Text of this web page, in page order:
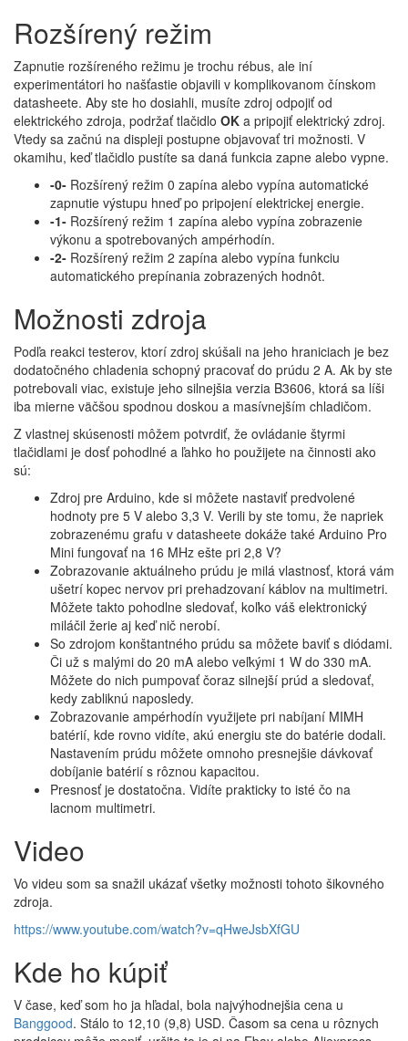
Rozšírený režim
Zapnutie rozšíreného režimu je trochu rébus, ale iní
experimentátori ho našťastie objavili v komplikovanom čínskom
datasheete. Aby ste ho dosiahli, musíte zdroj odpojiť od
elektrického zdroja, podržať tlačidlo OK a pripojiť elektrický zdroj.
Vtedy sa začnú na displeji postupne objavovať tri možnosti. V
okamihu, keď tlačidlo pustíte sa daná funkcia zapne alebo vypne.
-0- Rozšírený režim 0 zapína alebo vypína automatické
zapnutie výstupu hneď po pripojení elektrickej energie.
-1- Rozšírený režim 1 zapína alebo vypína zobrazenie
výkonu a spotrebovaných ampérhodín.
-2- Rozšírený režim 2 zapína alebo vypína funkciu
automatického prepínania zobrazených hodnôt.
Možnosti zdroja
Podľa reakci testerov, ktorí zdroj skúšali na jeho hraniciach je bez
dodatočného chladenia schopný pracovať do prúdu 2 A. Ak by ste
potrebovali viac, existuje jeho silnejšia verzia B3606, ktorá sa líši
iba mierne väčšou spodnou doskou a masívnejším chladičom.
Z vlastnej skúsenosti môžem potvrdiť, že ovládanie štyrmi
tlačidlami je dosť pohodlné a ľahko ho použijete na činnosti ako
sú:
Zdroj pre Arduino, kde si môžete nastaviť predvolené
hodnoty pre 5 V alebo 3,3 V. Verili by ste tomu, že napriek
zobrazenému grafu v datasheete dokáže také Arduino Pro
Mini fungovať na 16 MHz ešte pri 2,8 V?
Zobrazovanie aktuálneho prúdu je milá vlastnosť, ktorá vám
ušetrí kopec nervov pri prehadzovaní káblov na multimetri.
Môžete takto pohodlne sledovať, koľko váš elektronický
miláčil žerie aj keď nič nerobí.
So zdrojom konštantného prúdu sa môžete baviť s diódami.
Či už s malými do 20 mA alebo veľkými 1 W do 330 mA.
Môžete do nich pumpovať čoraz silnejší prúd a sledovať,
kedy zabliknú naposledy.
Zobrazovanie ampérhodín využijete pri nabíjaní MIMH
batérií, kde rovno vidíte, akú energiu ste do batérie dodali.
Nastavením prúdu môžete omnoho presnejšie dávkovať
dobíjanie batérií s rôznou kapacitou.
Presnosť je dostatočna. Vidíte prakticky to isté čo na
lacnom multimetri.
Video
Vo videu som sa snažil ukázať všetky možnosti tohoto šikovného
zdroja.
https://www.youtube.com/watch?v=qHweJsbXfGU
Kde ho kúpiť
V čase, keď som ho ja hľadal, bola najvýhodnejšia cena u
Banggood. Stálo to 12,10 (9,8) USD. Časom sa cena u rôznych